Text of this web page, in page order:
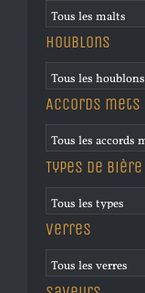
Houblons
Accords mets
Types de bière
Verres